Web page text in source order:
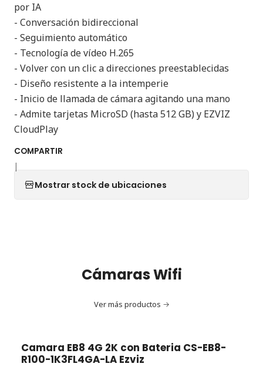
por IA
- Conversación bidireccional
- Seguimiento automático
- Tecnología de vídeo H.265
- Volver con un clic a direcciones preestablecidas
- Diseño resistente a la intemperie
- Inicio de llamada de cámara agitando una mano
- Admite tarjetas MicroSD (hasta 512 GB) y EZVIZ
CloudPlay
COMPARTIR
|
Mostrar stock de ubicaciones
Cámaras Wifi
Ver más productos
Camara EB8 4G 2K con Bateria CS-EB8-
R100-1K3FL4GA-LA Ezviz